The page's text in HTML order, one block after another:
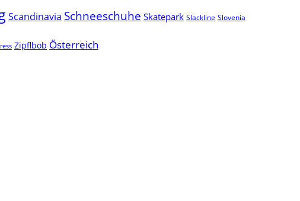
Scandinavia Schneeschuhe Skatepark Slackline Slovenia
Zipflbob Österreich